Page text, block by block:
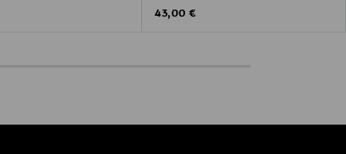
Original Price
43,00 €